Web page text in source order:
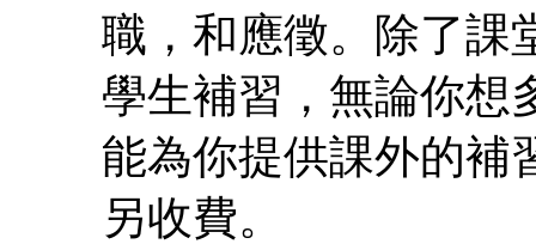
職，和應徵。除了課
學生補習，無論你想
能為你提供課外的補
另收費。